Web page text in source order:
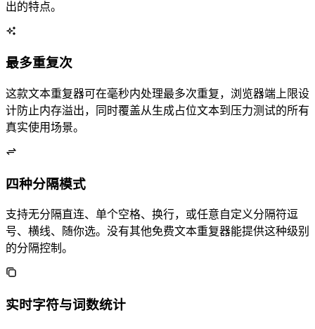
出的特点。
最多重复10000次
这款文本重复器可在毫秒内处理最多10000次重复，浏览器端上限设
计防止内存溢出，同时覆盖从生成占位文本到压力测试的所有
真实使用场景。
四种分隔模式
支持无分隔直连、单个空格、换行，或任意自定义分隔符——逗
号、横线、Emoji 随你选。没有其他免费文本重复器能提供这种级别
的分隔控制。
实时字符与词数统计